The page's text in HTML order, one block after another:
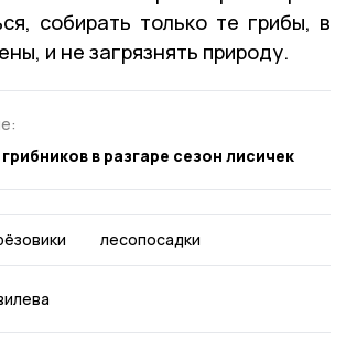
собирать только те грибы, в
и не загрязнять природу.
в разгаре сезон лисичек
лесопосадки